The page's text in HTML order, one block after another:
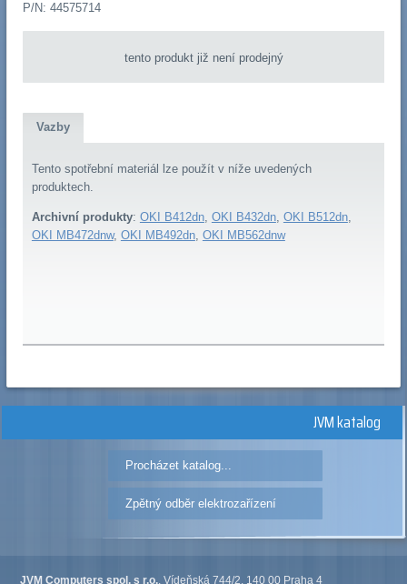
P/N: 44575714
tento produkt již není prodejný
Vazby
Tento spotřební materiál lze použít v níže uvedených
produktech.
Archivní produkty: OKI B412dn, OKI B432dn, OKI B512dn,
OKI MB472dnw, OKI MB492dn, OKI MB562dnw
JVM katalog
Procházet katalog...
Zpětný odběr elektrozařízení
JVM Computers spol. s r.o., Vídeňská 744/2, 140 00 Praha 4